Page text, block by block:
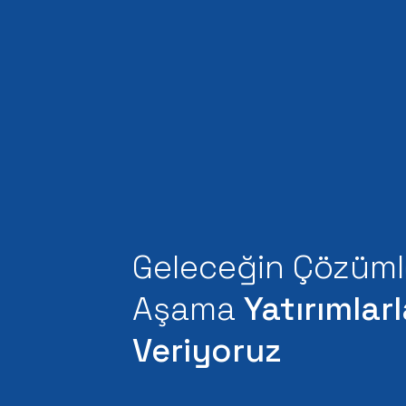
Kalıcı
Katıyoruz
Geleceğin
Aşama
Veriyoruz
Toplum ve
Sürdürülebilir
Sağlıyoruz